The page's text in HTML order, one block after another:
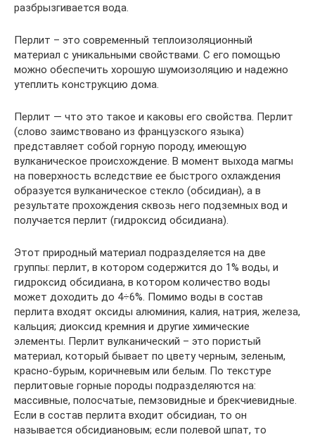
разбрызгивается вода.
Перлит – это современный теплоизоляционный
материал с уникальными свойствами. С его помощью
можно обеспечить хорошую шумоизоляцию и надежно
утеплить конструкцию дома.
Перлит — что это такое и каковы его свойства. Перлит
(слово заимствовано из французского языка)
представляет собой горную породу, имеющую
вулканическое происхождение. В момент выхода магмы
на поверхность вследствие ее быстрого охлаждения
образуется вулканическое стекло (обсидиан), а в
результате прохождения сквозь него подземных вод и
получается перлит (гидроксид обсидиана).
Этот природный материал подразделяется на две
группы: перлит, в котором содержится до 1% воды, и
гидроксид обсидиана, в котором количество воды
может доходить до 4÷6%. Помимо воды в состав
перлита входят оксиды алюминия, калия, натрия, железа,
кальция; диоксид кремния и другие химические
элементы. Перлит вулканический – это пористый
материал, который бывает по цвету черным, зеленым,
красно-бурым, коричневым или белым. По текстуре
перлитовые горные породы подразделяются на:
массивные, полосчатые, пемзовидные и брекчиевидные.
Если в состав перлита входит обсидиан, то он
называется обсидиановым; если полевой шпат, то